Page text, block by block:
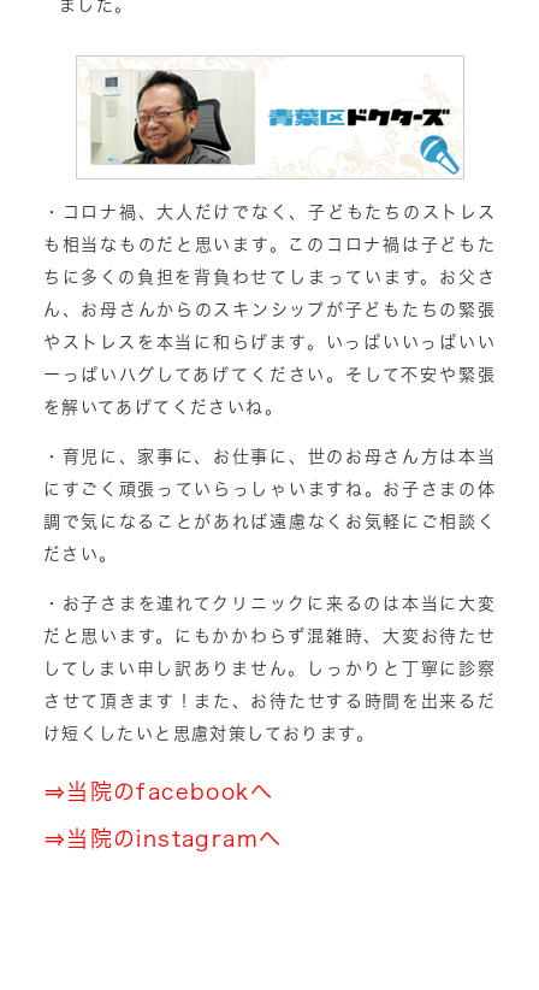
ました。
・コロナ禍、大人だけでなく、子どもたちのストレス
も相当なものだと思います。このコロナ禍は子どもた
ちに多くの負担を背負わせてしまっています。お父さ
ん、お母さんからのスキンシップが子どもたちの緊張
やストレスを本当に和らげます。いっぱいいっぱいい
ーっぱいハグしてあげてください。そして不安や緊張
を解いてあげてくださいね。
・育児に、家事に、お仕事に、世のお母さん方は本当
にすごく頑張っていらっしゃいますね。お子さまの体
調で気になることがあれば遠慮なくお気軽にご相談く
ださい。
・お子さまを連れてクリニックに来るのは本当に大変
だと思います。にもかかわらず混雑時、大変お待たせ
してしまい申し訳ありません。しっかりと丁寧に診察
させて頂きます！また、お待たせする時間を出来るだ
け短くしたいと思慮対策しております。
⇒当院のfacebookへ
⇒当院のinstagramへ